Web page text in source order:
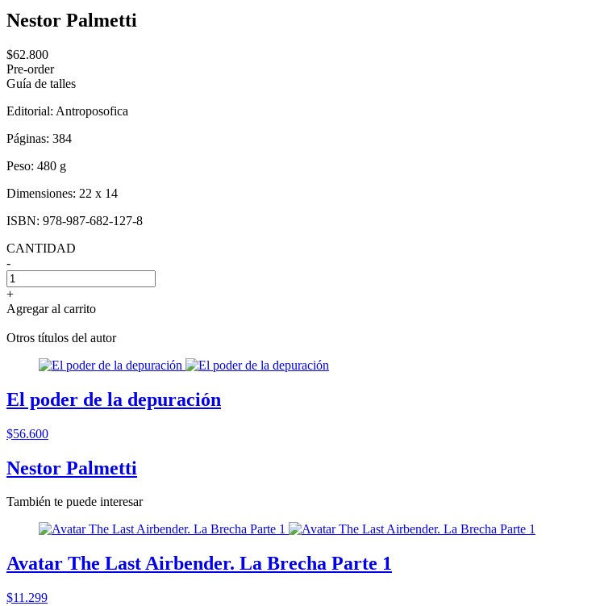
Nestor Palmetti
$62.800
Pre-order
Guía de talles
Editorial: Antroposofica
Páginas: 384
Peso: 480 g
Dimensiones: 22 x 14
ISBN: 978-987-682-127-8
CANTIDAD
-
+
Agregar al carrito
Otros títulos del autor
El poder de la depuración
$56.600
Nestor Palmetti
También te puede interesar
Avatar The Last Airbender. La Brecha Parte 1
$11.299